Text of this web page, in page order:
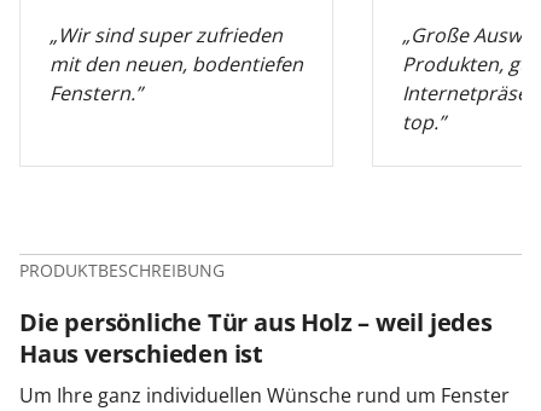
„Wir sind super zufrieden
mit den neuen, bodentiefen
Fenstern.”
„Große
Produkten,
top.”
PRODUKTBESCHREIBUNG
Die persönliche Tür aus Holz – weil jedes
Haus verschieden ist
Um Ihre ganz individuellen Wünsche rund um Fenster